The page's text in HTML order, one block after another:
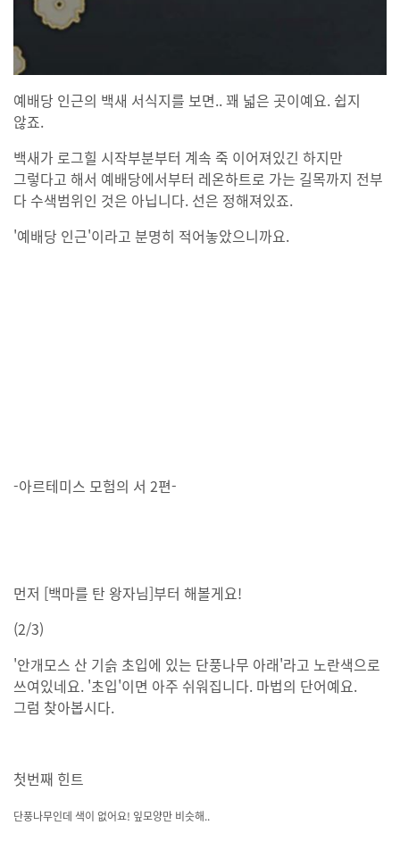
예배당 인근의 백새 서식지를 보면.. 꽤 넓은 곳이예요. 쉽지
않죠.
백새가 로그힐 시작부분부터 계속 죽 이어져있긴 하지만
그렇다고 해서 예배당에서부터 레온하트로 가는 길목까지 전부
다 수색범위인 것은 아닙니다. 선은 정해져있죠.
'예배당 인근'이라고 분명히 적어놓았으니까요.
-아르테미스 모험의 서 2편-
먼저 [백마를 탄 왕자님]부터 해볼게요!
(2/3)
'안개모스 산 기슭 초입에 있는 단풍나무 아래'라고 노란색으로
쓰여있네요. '초입'이면 아주 쉬워집니다. 마법의 단어예요.
그럼 찾아봅시다.
첫번째 힌트
단풍나무인데 색이 없어요! 잎모양만 비슷해..